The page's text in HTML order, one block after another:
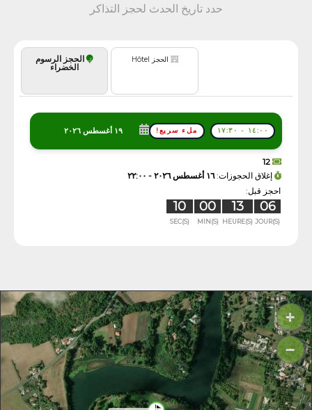
حدد تاريخ الحدث لحجز التذاكر
الحجز الرسوم
الخضراء
الحجز Hôtel
١٩ أغسطس ٢٠٢٦ ١٤:٠٠ - ١٧:٣٠ ملء سريع!
12
إغلاق الحجوزات:١٦ أغسطس ٢٠٢٦ - ٢٢:٠٠
احجز قبل:
06
13
00
09
JOUR(S)
HEURE(S)
MIN(S)
SEC(S)
+
−